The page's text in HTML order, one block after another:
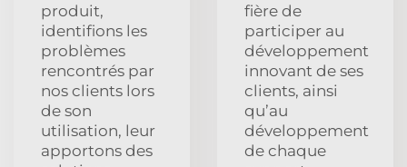
produit,
identifions les
problèmes
rencontrés par
nos clients lors
de son
utilisation, leur
apportons des
fière de
participer au
développement
innovant de ses
clients, ainsi
qu’au
développement
de chaque